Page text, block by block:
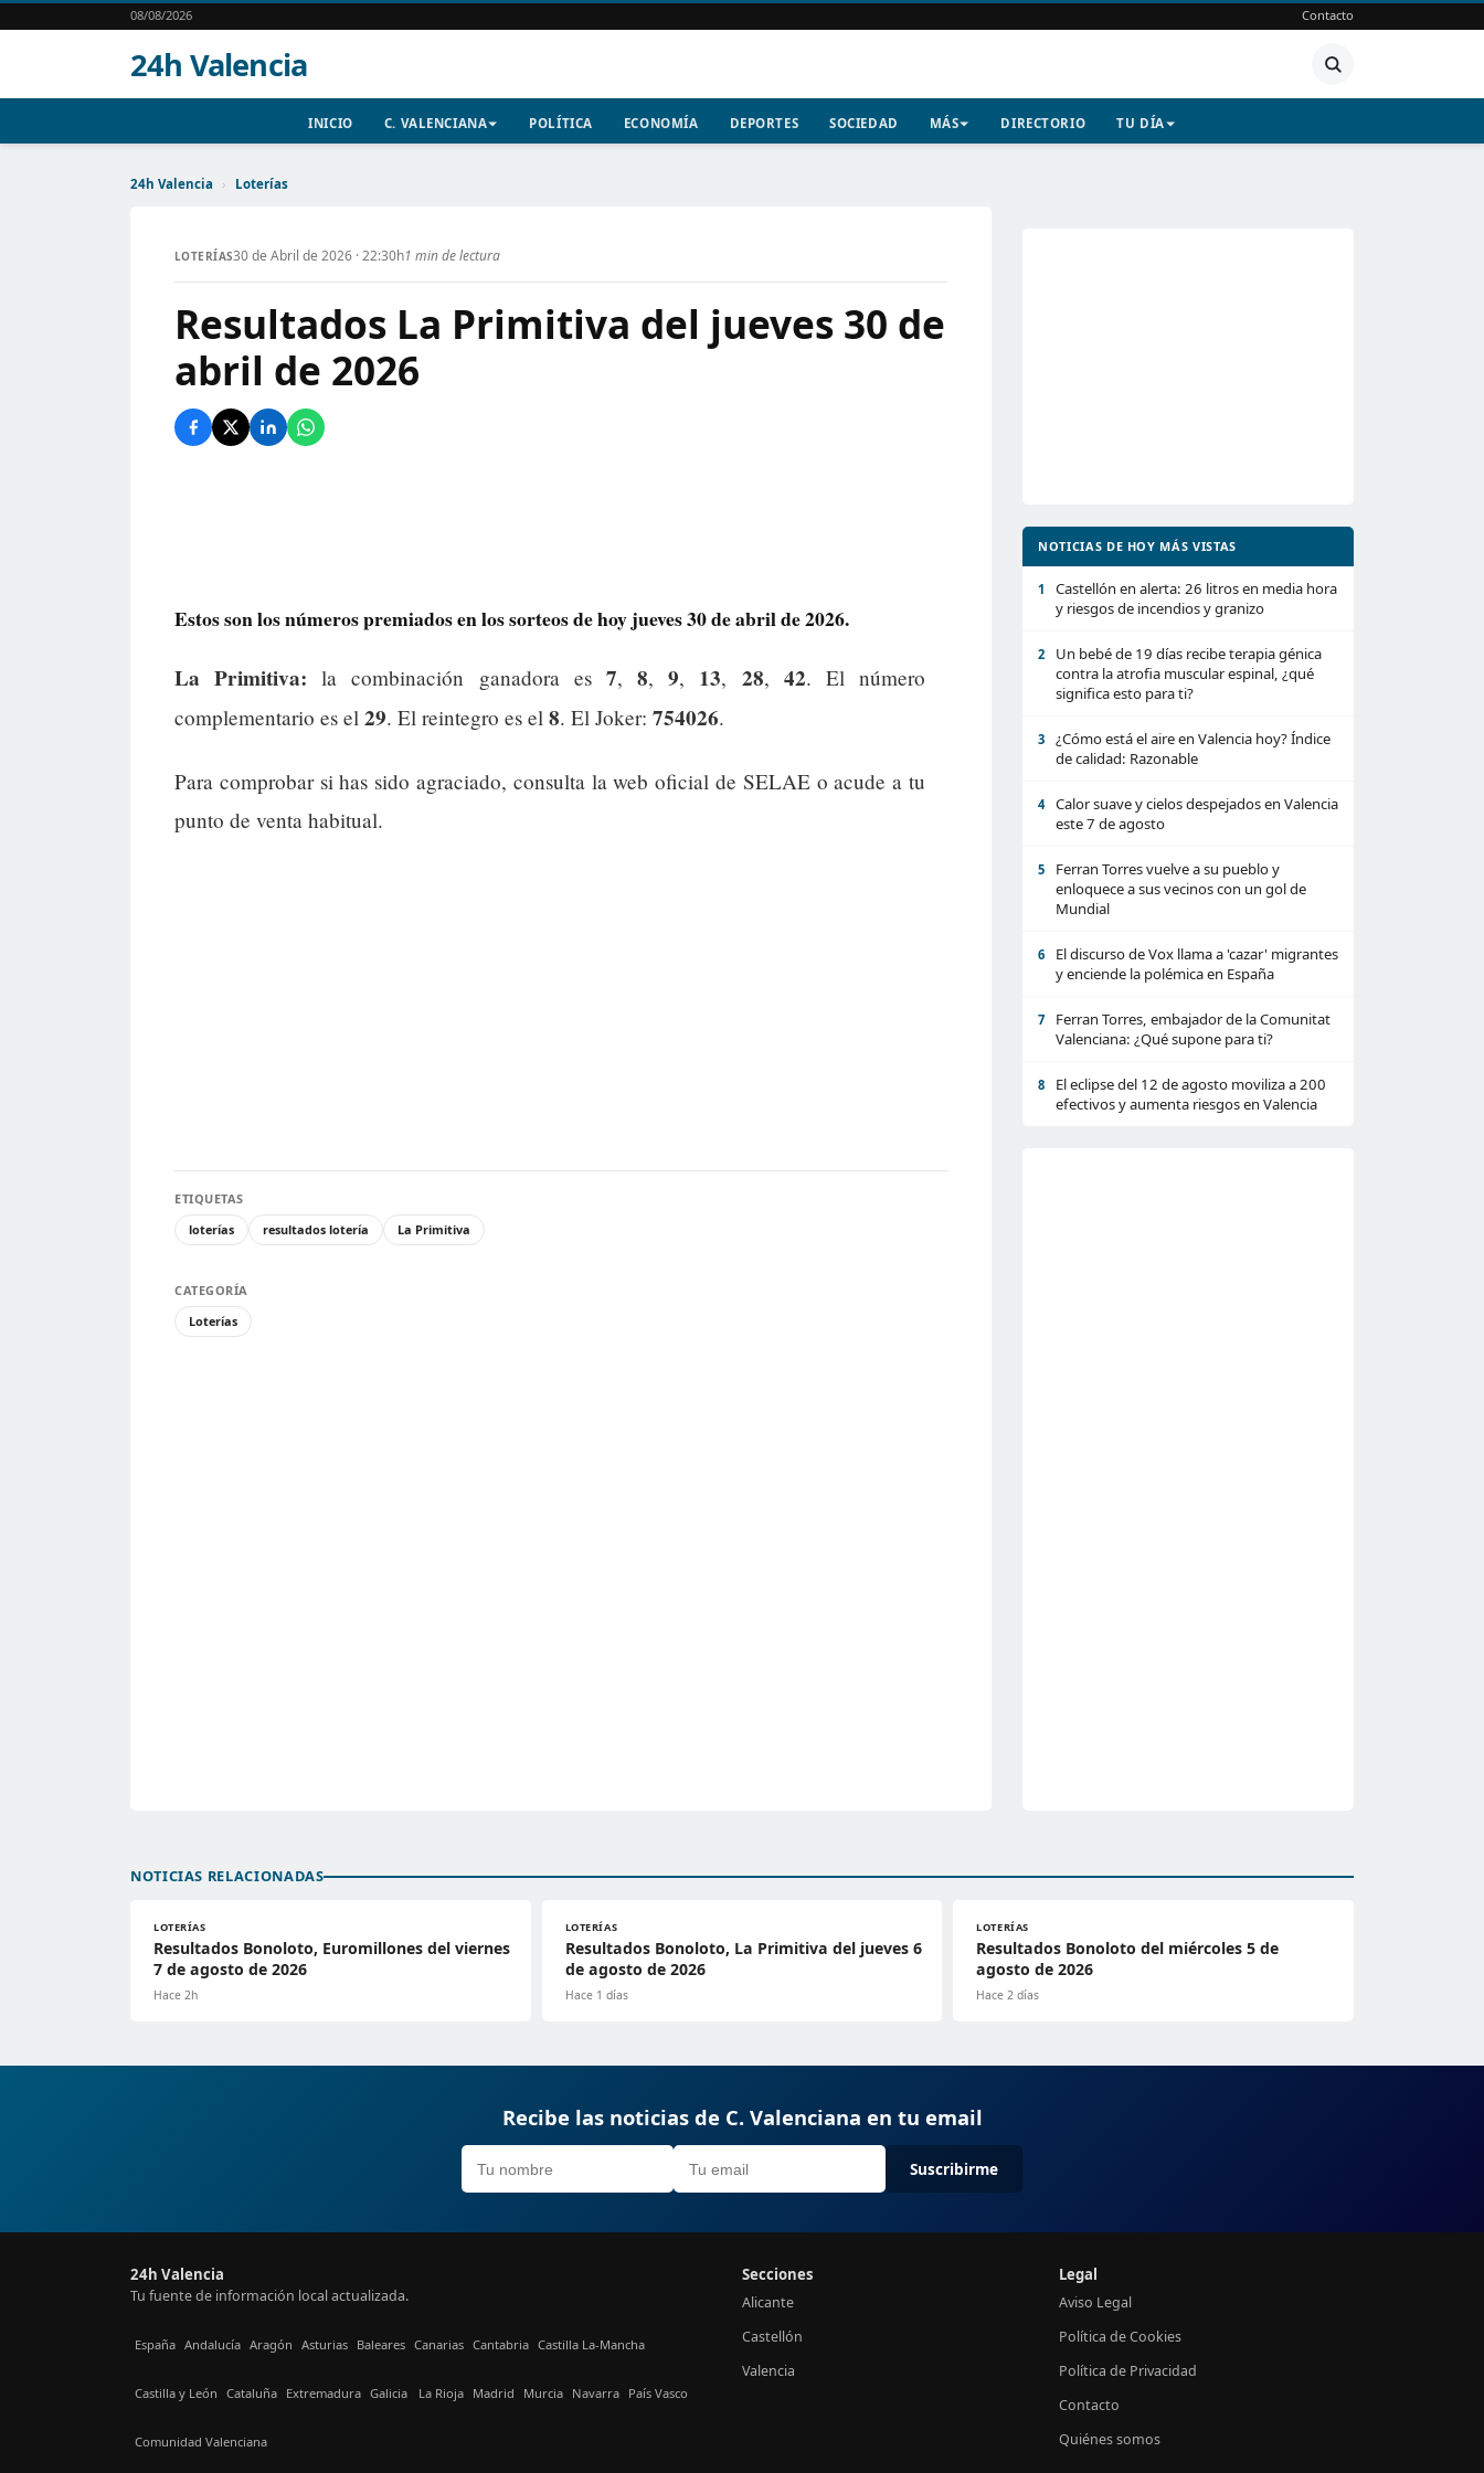
08/08/2026 Contacto
24h Valencia
INICIO C. VALENCIANA POLÍTICA ECONOMÍA DEPORTES SOCIEDAD MÁS DIRECTORIO TU DÍA
24h Valencia › Loterías
LOTERÍAS30 de Abril de 2026 · 22:30h1 min de lectura
Resultados La Primitiva del jueves 30 de
abril de 2026
Estos son los números premiados en los sorteos de hoy jueves 30 de abril de 2026.
La Primitiva: la combinación ganadora es 7,8,9, 13, 28, 42. El número
complementario es el 29. El reintegro es el 8. El Joker: 754026.
Para comprobar si has sido agraciado, consulta la web oficial de SELAE o acude a tu
punto de venta habitual.
ETIQUETAS
loterías
resultados lotería La Primitiva
CATEGORÍA
Loterías
NOTICIAS DE HOY MÁS VISTAS
1
Castellón en alerta: 26 litros en media hora
y riesgos de incendios y granizo
2
Un bebé de 19 días recibe terapia génica
contra la atrofia muscular espinal, ¿qué
significa esto para ti?
3
¿Cómo está el aire en Valencia hoy? Índice
de calidad: Razonable
4
Calor suave y cielos despejados en Valencia
este 7 de agosto
5
Ferran Torres vuelve a su pueblo y
enloquece a sus vecinos con un gol de
Mundial
6
El discurso de Vox llama a 'cazar' migrantes
y enciende la polémica en España
7
Ferran Torres, embajador de la Comunitat
Valenciana: ¿Qué supone para ti?
8
El eclipse del 12 de agosto moviliza a 200
efectivos y aumenta riesgos en Valencia
NOTICIAS RELACIONADAS
LOTERÍAS
Resultados Bonoloto, Euromillones del viernes
7 de agosto de 2026
Hace 2h
LOTERÍAS
Resultados Bonoloto, La Primitiva del jueves 6
de agosto de 2026
Hace 1 días
LOTERÍAS
Resultados Bonoloto del miércoles 5 de
agosto de 2026
Hace 2 días
Recibe las noticias de C. Valenciana en tu email
Suscribirme
24h Valencia
Tu fuente de información local actualizada.
España Andalucía Aragón Asturias Baleares Canarias Cantabria Castilla La-Mancha
Castilla y León Cataluña Extremadura Galicia La Rioja Madrid Murcia Navarra País Vasco
Comunidad Valenciana
Secciones
Alicante
Castellón
Valencia
Legal
Aviso Legal
Política de Cookies
Política de Privacidad
Contacto
Quiénes somos